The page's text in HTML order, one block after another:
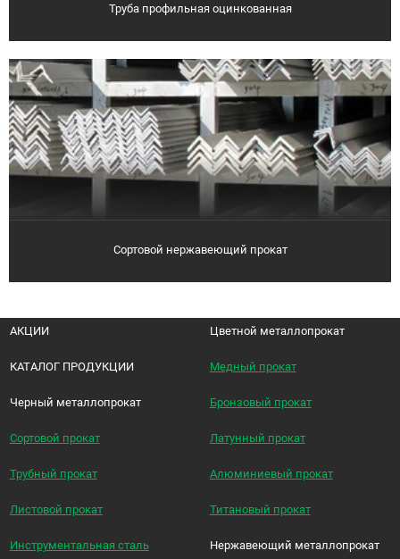
Труба профильная оцинкованная
Сортовой нержавеющий прокат
АКЦИИ
КАТАЛОГ ПРОДУКЦИИ
Черный металлопрокат
Сортовой прокат
Трубный прокат
Листовой прокат
Инструментальная сталь
Цветной металлопрокат
Медный прокат
Бронзовый прокат
Латунный прокат
Алюминиевый прокат
Титановый прокат
Нержавеющий металлопрокат